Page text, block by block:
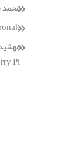
محمد
Pi